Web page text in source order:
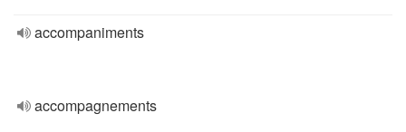
accompaniments
accompagnements